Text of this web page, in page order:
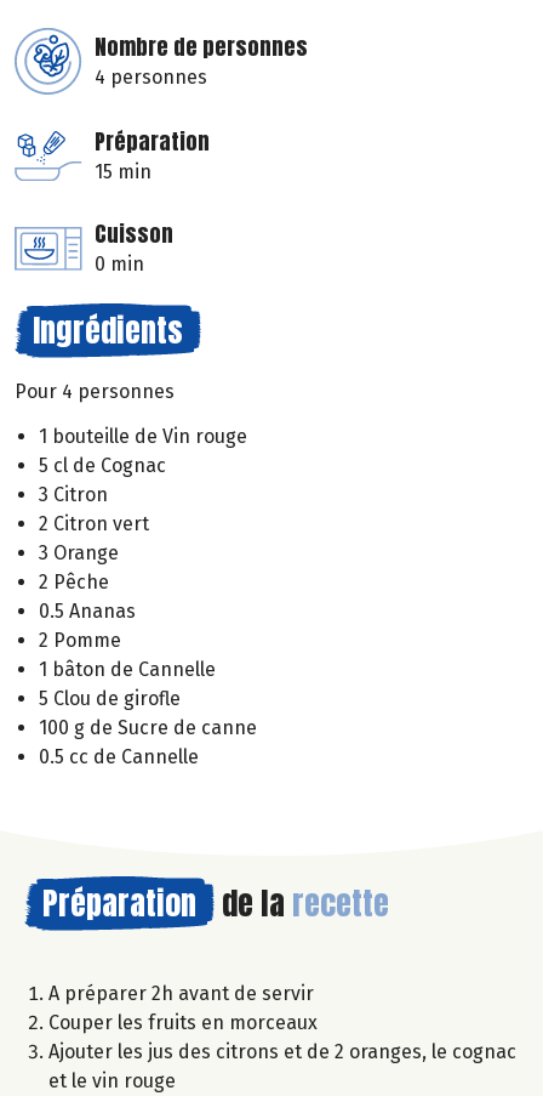
Nombre de personnes
4 personnes
Préparation
15 min
Cuisson
0 min
Ingrédients
Pour 4 personnes
1 bouteille de Vin rouge
5 cl de Cognac
3 Citron
2 Citron vert
3 Orange
2 Pêche
0.5 Ananas
2 Pomme
1 bâton de Cannelle
5 Clou de girofle
100 g de Sucre de canne
0.5 cc de Cannelle
Préparation de la recette
A préparer 2h avant de servir
Couper les fruits en morceaux
Ajouter les jus des citrons et de 2 oranges, le cognac
et le vin rouge